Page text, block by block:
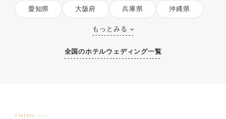
愛知県 大阪府 兵庫県 沖縄県
もっとみる
全国のホテルウェディング一覧
Feature